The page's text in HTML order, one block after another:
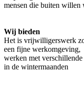
mensen die buiten willen
Wij bieden
Het is vrijwilligerswerk
een fijne werkomgeving,
werken met
in de wintermaanden